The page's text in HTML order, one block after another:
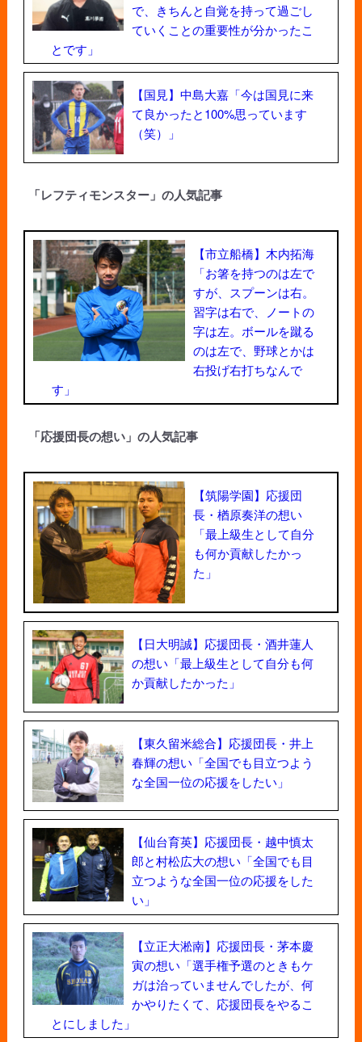
で、きちんと自覚を持って過ごし
ていくことの重要性が分かったこ
とです」
【国見】中島大嘉「今は国見に来
て良かったと100%思っています
（笑）」
「レフティモンスター」の人気記事
【市立船橋】木内拓海
「お箸を持つのは左で
すが、スプーンは右。
習字は右で、ノートの
字は左。ボールを蹴る
のは左で、野球とかは
右投げ右打ちなんで
す」
「応援団長の想い」の人気記事
【筑陽学園】応援団
長・楢原奏洋の想い
「最上級生として自分
も何か貢献したかっ
た」
【日大明誠】応援団長・酒井蓮人
の想い「最上級生として自分も何
か貢献したかった」
【東久留米総合】応援団長・井上
春輝の想い「全国でも目立つよう
な全国一位の応援をしたい」
【仙台育英】応援団長・越中慎太
郎と村松広大の想い「全国でも目
立つような全国一位の応援をした
い」
【立正大淞南】応援団長・茅本慶
寅の想い「選手権予選のときもケ
ガは治っていませんでしたが、何
かやりたくて、応援団長をやるこ
とにしました」